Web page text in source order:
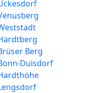
Berg
Duisdorf